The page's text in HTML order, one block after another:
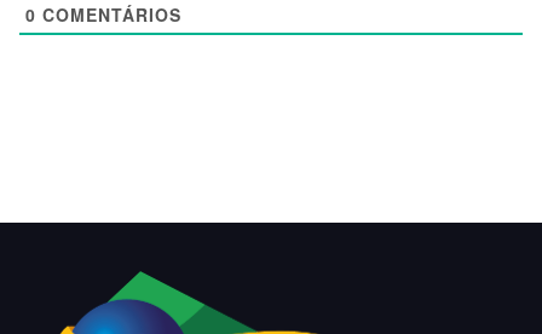
0 COMENTÁRIOS